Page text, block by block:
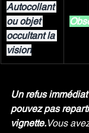
Autocollant
ou objet
occultant la
vision
Un refus
pouvez pas
vignette.Vous